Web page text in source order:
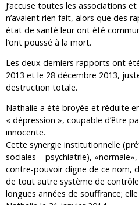
J’accuse toutes les associations
n’avaient rien fait, alors que des
état de santé leur ont été
l’ont poussé à la mort.
Les deux derniers rapports ont
2013 et le 28 décembre 2013,
destruction totale.
Nathalie a été broyée et réduite
« dépression », coupable d’être
innocente.
Cette synergie institutionnelle
sociales – psychiatrie),
contre-pouvoir digne de ce nom,
de tout autre système de
longues années de souffrance;